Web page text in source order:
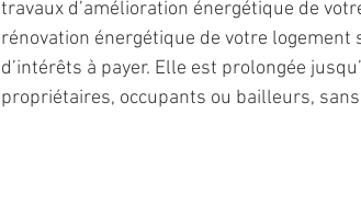
travaux d’amélioration énergétique de
rénovation énergétique de votre logement
d’intérêts à payer. Elle est prolongée
propriétaires, occupants ou bailleurs,